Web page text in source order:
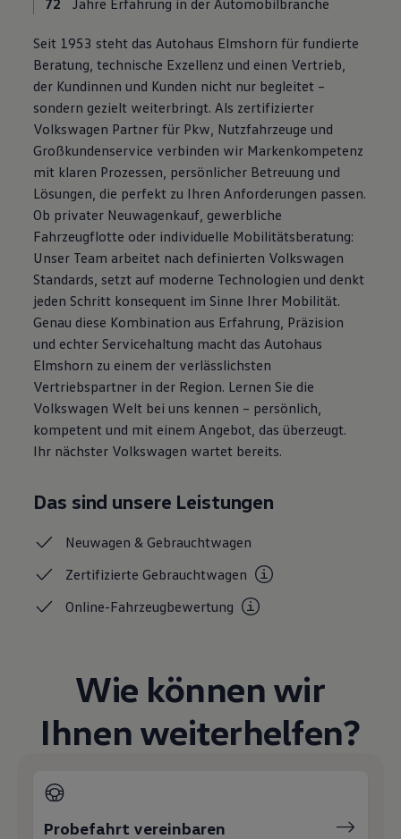
Motorenöl und Flüssigkeiten
Pannen- und Unfallhilfe
Economy Service
Volkswagen Teile
Zubehör
Modellspezifisches Zubehör
Schutz und Pflege
Transport
Entertainment und Elektronik
Individualisieren
Wallbox und Ladekabel
Digitale Extras
Dienste für Ihr Modell finden
Volkswagen Apps, Login und Shop
Handy und Fahrzeug verbinden
Updates für Software, Karten und Radio
Über Ihr Auto
Vorgängermodelle
Kundeninformationen
Volkswagen Kundenbetreuung
Warn- und Kontrollleuchten
Assistenzsysteme
Digitale Betriebsanleitung
Live Beratung
Magazin
Lifestyle
Transport
Volkswagen R
Pannen- und Unfallhilfe
72
Jahre Erfahrung in der Automobilbranche
Seit 1953 steht das Autohaus Elmshorn für fundierte
Beratung, technische Exzellenz und einen Vertrieb,
der Kundinnen und Kunden nicht nur begleitet –
sondern gezielt weiterbringt. Als zertifizierter
Volkswagen Partner für Pkw, Nutzfahrzeuge und
Großkundenservice verbinden wir Markenkompetenz
mit klaren Prozessen, persönlicher Betreuung und
Lösungen, die perfekt zu Ihren Anforderungen passen.
Ob privater Neuwagenkauf, gewerbliche
Fahrzeugflotte oder individuelle Mobilitätsberatung:
Unser Team arbeitet nach definierten Volkswagen
Standards, setzt auf moderne Technologien und denkt
jeden Schritt konsequent im Sinne Ihrer Mobilität.
Genau diese Kombination aus Erfahrung, Präzision
und echter Servicehaltung macht das Autohaus
Elmshorn zu einem der verlässlichsten
Vertriebspartner in der Region. Lernen Sie die
Volkswagen Welt bei uns kennen – persönlich,
kompetent und mit einem Angebot, das überzeugt.
Ihr nächster Volkswagen wartet bereits.
Das sind unsere Leistungen
Neuwagen &Gebrauchtwagen
ZertifizierteGebrauchtwagen
Online-Fahrzeugbewertung
Wie können wir
Ihnen weiterhelfen?
Probefahrt vereinbaren